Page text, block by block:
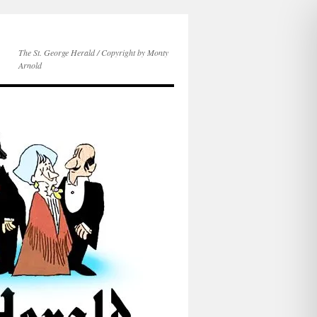
The St. George Herald / Copyright by Monty
Arnold